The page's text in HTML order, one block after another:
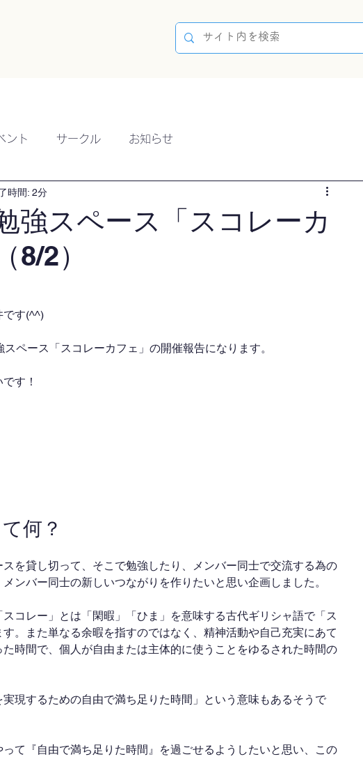
ント サークル お知らせ
強スペース「スコレーカ
8/2）
時間: 2分
です(^^)
ペース「スコレーカフェ」の開催報告になります。
す！
何？
を貸し切って、そこで勉強したり、メンバー同士で交流する為の
ンバー同士の新しいつながりを作りたいと思い企画しました。
コレー」とは「閑暇」「ひま」を意味する古代ギリシャ語で「ス
。また単なる余暇を指すのではなく、精神活動や自己充実にあて
時間で、個人が自由または主体的に使うことをゆるされた時間の
現するための自由で満ち足りた時間」という意味もあるそうで
て『自由で満ち足りた時間』を過ごせるようしたいと思い、この